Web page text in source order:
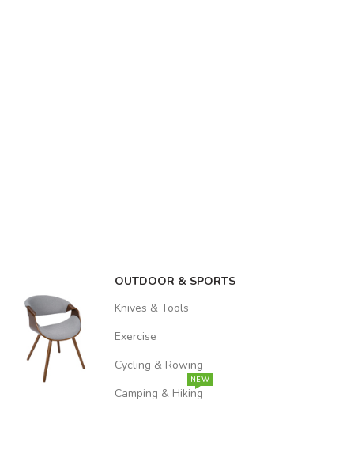
OUTDOOR & SPORTS
Knives & Tools
Exercise
Cycling & Rowing
Camping & Hiking
NEW